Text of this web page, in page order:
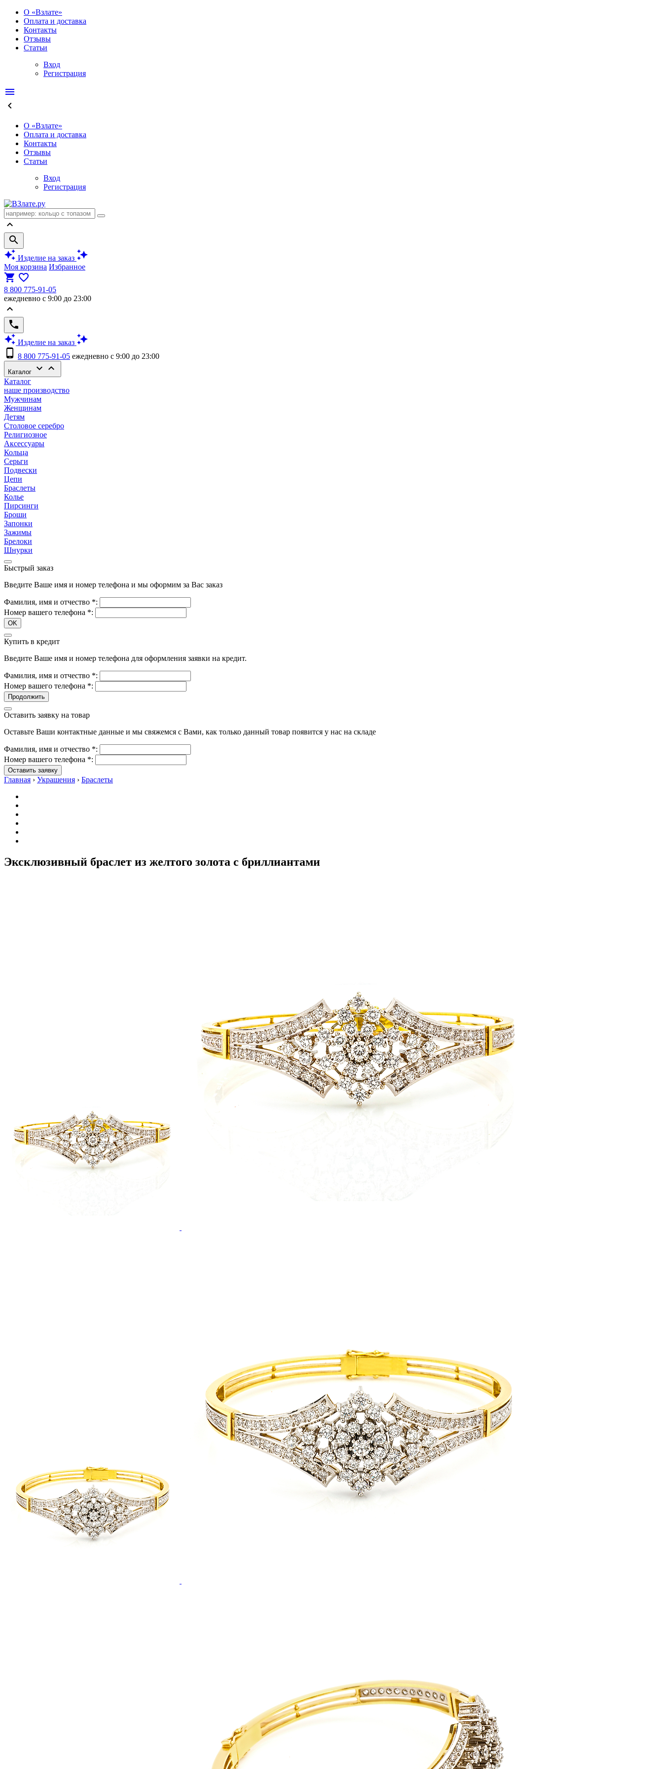
О «Взлате»
Оплата и доставка
Контакты
Отзывы
Статьи
Вход
Регистрация
menu
keyboard_arrow_left
О «Взлате»
Оплата и доставка
Контакты
Отзывы
Статьи
Вход
Регистрация
keyboard_arrow_up
search
auto_awesome Изделие на заказ auto_awesome
Моя корзина Избранное
shopping_cart favorite_border
8 800 775-91-05
ежедневно с 9:00 до 23:00
keyboard_arrow_up
phone
auto_awesome Изделие на заказ auto_awesome
phone_android 8 800 775-91-05 ежедневно с 9:00 до 23:00
Каталог keyboard_arrow_down keyboard_arrow_up
Каталог
наше производство
Мужчинам
Женщинам
Детям
Столовое серебро
Религиозное
Аксессуары
Кольца
Серьги
Подвески
Цепи
Браслеты
Колье
Пирсинги
Броши
Запонки
Зажимы
Брелоки
Шнурки
Быстрый заказ
Введите Ваше имя и номер телефона и мы оформим за Вас заказ
Фамилия, имя и отчество *:
Номер вашего телефона *:
OK
Купить в кредит
Введите Ваше имя и номер телефона для оформления заявки на кредит.
Фамилия, имя и отчество *:
Номер вашего телефона *:
Продолжить
Оставить заявку на товар
Оставьте Ваши контактные данные и мы свяжемся с Вами, как только данный товар появится у нас на складе
Фамилия, имя и отчество *:
Номер вашего телефона *:
Оставить заявку
Главная › Украшения › Браслеты
Эксклюзивный браслет из желтого золота с бриллиантами